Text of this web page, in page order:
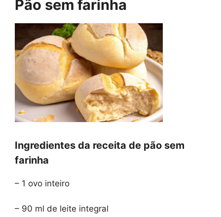
Pão sem farinha
Ingredientes da receita de pão sem
farinha
– 1 ovo inteiro
– 90 ml de leite integral